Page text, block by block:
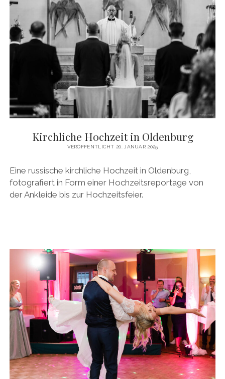
Kirchliche Hochzeit in Oldenburg
VERÖFFENTLICHT 20. JANUAR 2025
Eine russische kirchliche Hochzeit in Oldenburg,
fotografiert in Form einer Hochzeitsreportage von
der Ankleide bis zur Hochzeitsfeier.